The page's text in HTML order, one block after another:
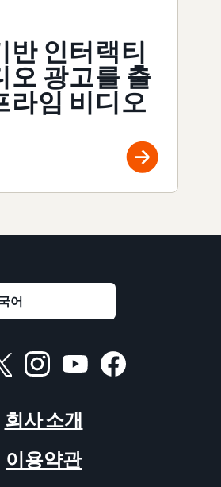
반 인터랙티
오 광고를 출
라임 비디오
회사 소개
이용약관